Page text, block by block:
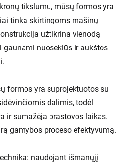
tikslumu, mūsų formos yra
tinka skirtingoms mašinų
užtikrina vienodą
gaunami nuoseklūs ir aukštos
formos yra suprojektuotos su
dalimis, todėl
ir sumažėja prastovos laikas.
gamybos proceso efektyvumą.
naudojant išmanųjį